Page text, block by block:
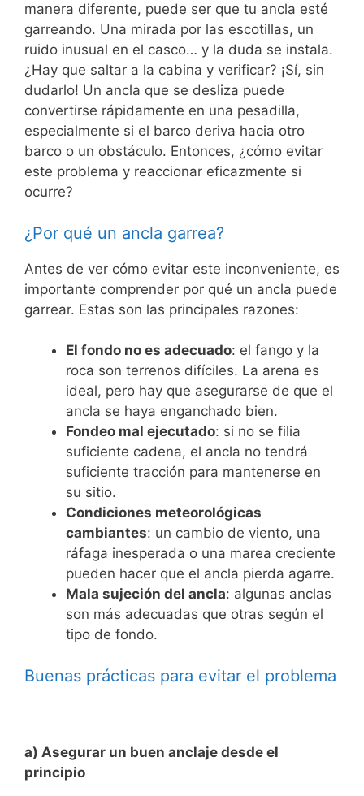
manera diferente, puede ser que tu ancla esté
garreando. Una mirada por las escotillas, un
ruido inusual en el casco… y la duda se instala.
¿Hay que saltar a la cabina y verificar? ¡Sí, sin
dudarlo! Un ancla que se desliza puede
convertirse rápidamente en una pesadilla,
especialmente si el barco deriva hacia otro
barco o un obstáculo. Entonces, ¿cómo evitar
este problema y reaccionar eficazmente si
ocurre?
¿Por qué un ancla garrea?
Antes de ver cómo evitar este inconveniente, es
importante comprender por qué un ancla puede
garrear. Estas son las principales razones:
El fondo no es adecuado: el fango y la
roca son terrenos difíciles. La arena es
ideal, pero hay que asegurarse de que el
ancla se haya enganchado bien.
Fondeo mal ejecutado: si no se filia
suficiente cadena, el ancla no tendrá
suficiente tracción para mantenerse en
su sitio.
Condiciones meteorológicas
cambiantes: un cambio de viento, una
ráfaga inesperada o una marea creciente
pueden hacer que el ancla pierda agarre.
Mala sujeción del ancla: algunas anclas
son más adecuadas que otras según el
tipo de fondo.
Buenas prácticas para evitar el problema
a) Asegurar un buen anclaje desde el
principio